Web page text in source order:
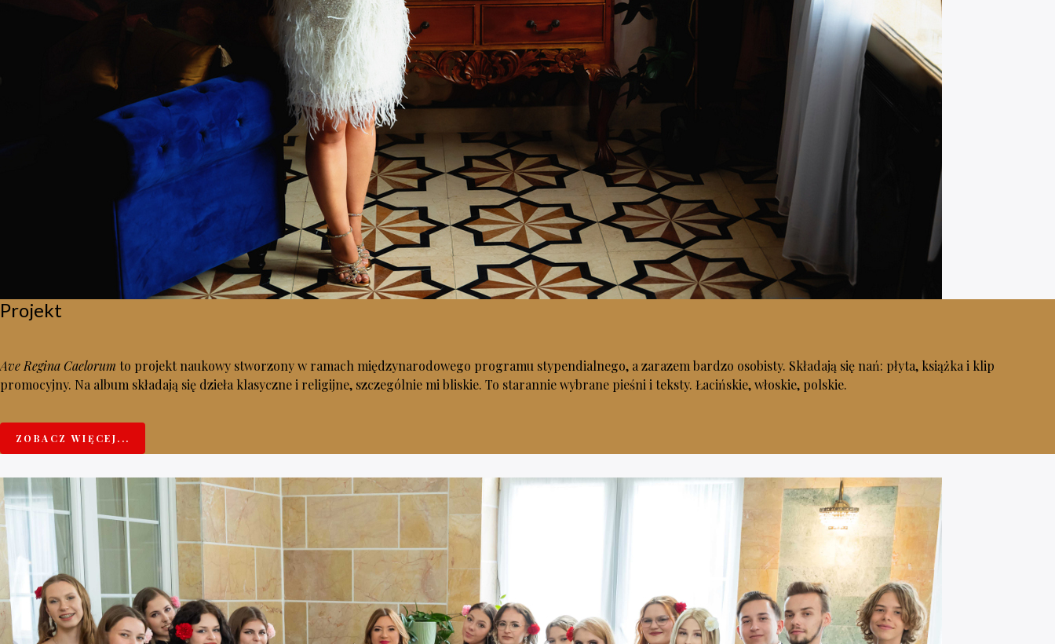
Projekt
Ave Regina Caelorum to projekt naukowy stworzony w ramach międzynarodowego programu stypendialnego, a zarazem bardzo osobisty. Składają się nań: płyta, książka i klip
promocyjny. Na album składają się dzieła klasyczne i religijne, szczególnie mi bliskie. To starannie wybrane pieśni i teksty. Łacińskie, włoskie, polskie.
ZOBACZ WIĘCEJ...